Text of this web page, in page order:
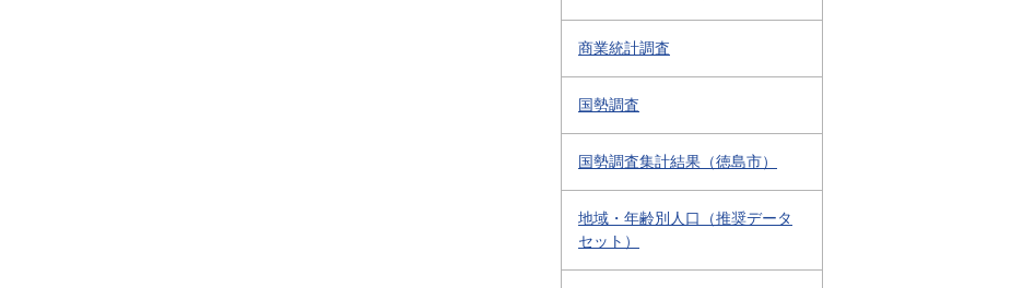
商業統計調査
国勢調査
国勢調査集計結果（徳島市）
地域・年齢別人口（推奨データ
セット）